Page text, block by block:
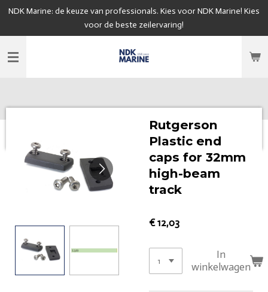
Ga
de
NDK Marine: de keuze van professionals. Kies voor NDK Marine! Kies
voor de beste zeilervaring!
Rutgerson
Plastic end
caps for 32mm
high-beam
track
€ 12,03
In
winkelwagen